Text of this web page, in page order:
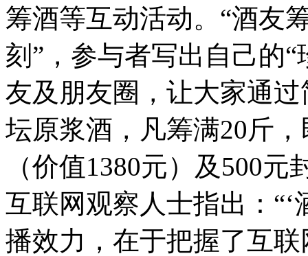
筹酒等互动活动。“酒友
刻”，参与者写出自己的
友及朋友圈，让大家通
坛原浆酒，凡筹满20斤
（价值1380元）及500
互联网观察人士指出：
播效力，在于把握了互